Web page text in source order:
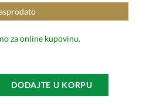
za online kupovinu.
DODAJTE U KORPU